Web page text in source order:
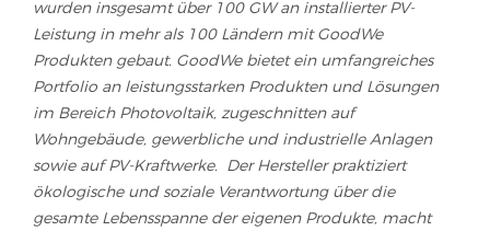
wurden insgesamt über 100 GW an installierter PV-
Leistung in mehr als 100 Ländern mit GoodWe
Produkten gebaut. GoodWe bietet ein umfangreiches
Portfolio an leistungsstarken Produkten und Lösungen
im Bereich Photovoltaik, zugeschnitten auf
Wohngebäude, gewerbliche und industrielle Anlagen
sowie auf PV-Kraftwerke. Der Hersteller praktiziert
ökologische und soziale Verantwortung über die
gesamte Lebensspanne der eigenen Produkte, macht